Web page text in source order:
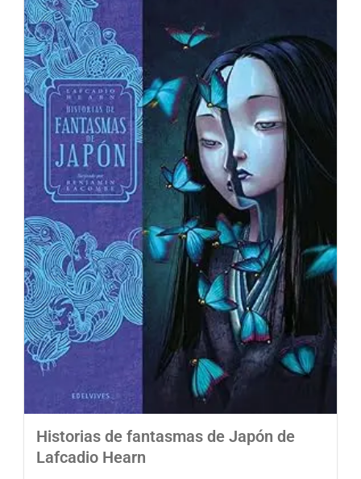
Historias de fantasmas de Japón de
Lafcadio Hearn